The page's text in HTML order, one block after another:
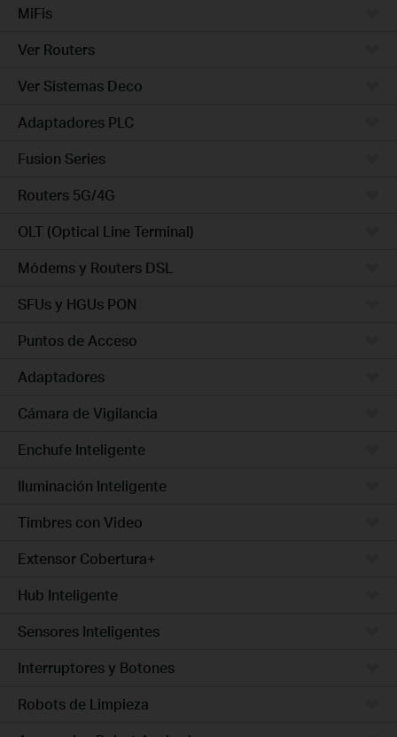
MiFis
Ver Routers
Ver Sistemas Deco
Adaptadores PLC
Fusion Series
Routers 5G/4G
OLT (Optical Line Terminal)
Módems y Routers DSL
SFUs y HGUs PON
Puntos de Acceso
Adaptadores
Cámara de Vigilancia
Enchufe Inteligente
Iluminación Inteligente
Timbres con Video
Extensor Cobertura+
Hub Inteligente
Sensores Inteligentes
Interruptores y Botones
Robots de Limpieza